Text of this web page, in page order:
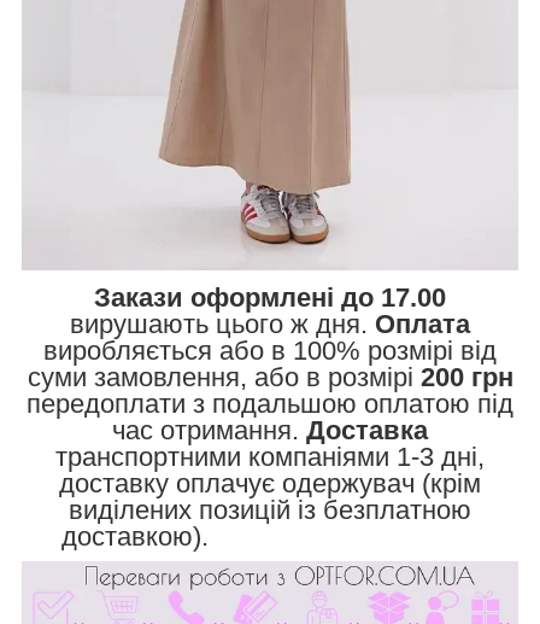
Закази оформлені до 17.00
вирушають цього ж дня. Оплата
виробляється або в 100% розмірі від
суми замовлення, або в розмірі 200 грн
передоплати з подальшою оплатою під
час отримання. Доставка
транспортними компаніями 1-3 дні,
доставку оплачує одержувач (крім
виділених позицій із безплатною
доставкою).